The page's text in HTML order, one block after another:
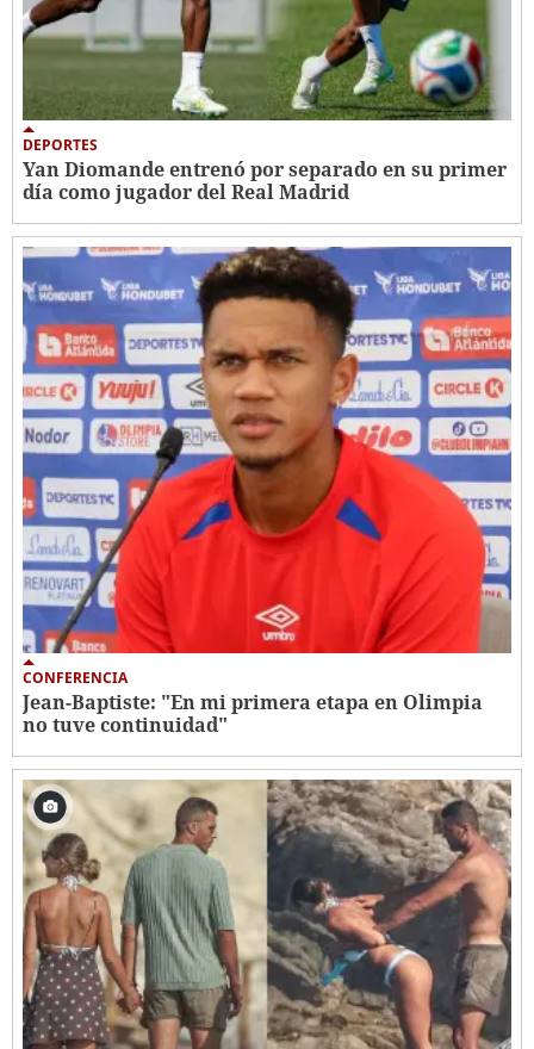
DEPORTES
Yan Diomande entrenó por separado en su primer
día como jugador del Real Madrid
CONFERENCIA
Jean-Baptiste: "En mi primera etapa en Olimpia
no tuve continuidad"